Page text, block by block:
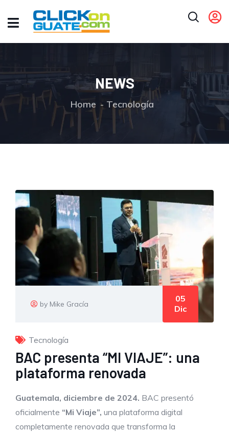
NEWS
Home Tecnología
by Mike Gracía
05
Dic
Tecnología
BAC presenta “MI VIAJE”: una
plataforma renovada
Guatemala, diciembre de 2024. BAC presentó
oficialmente “Mi Viaje”, una plataforma digital
completamente renovada que transforma la